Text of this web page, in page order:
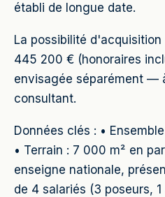
établi de longue date.
La possibilité
445 200 € (honoraires
envisagée séparément —
consultant.
Données clés : •
• Terrain : 7 000 m² en
enseigne nationale,
de 4 salariés (3 poseurs,